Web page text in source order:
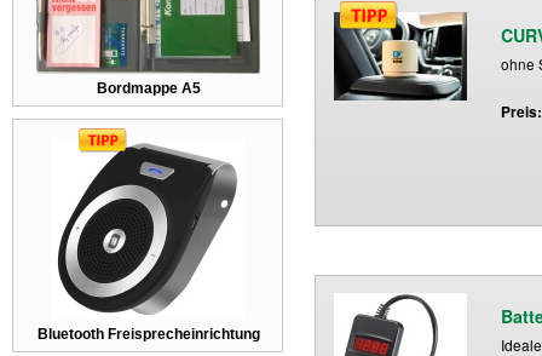
Bordmappe A5
Bluetooth Freisprecheinrichtung
ohne